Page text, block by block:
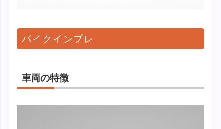
バイクインプレ
車両の特徴